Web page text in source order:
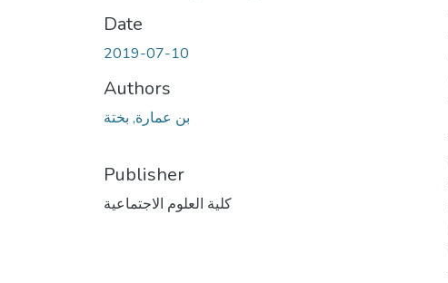
Date
2019-07-10
Authors
بن عمارة, بختة
Publisher
كلية العلوم الاجتماعية